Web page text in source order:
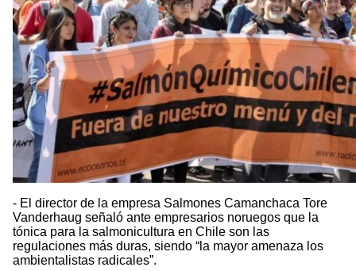
- El director de la empresa Salmones Camanchaca Tore
Vanderhaug señaló ante empresarios noruegos que la
tónica para la salmonicultura en Chile son las
regulaciones más duras, siendo “la mayor amenaza los
ambientalistas radicales”.